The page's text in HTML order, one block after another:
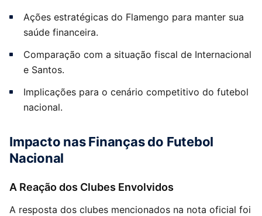
Ações estratégicas do Flamengo para manter sua
saúde financeira.
Comparação com a situação fiscal de Internacional
e Santos.
Implicações para o cenário competitivo do futebol
nacional.
Impacto nas Finanças do Futebol
Nacional
A Reação dos Clubes Envolvidos
A resposta dos clubes mencionados na nota oficial foi